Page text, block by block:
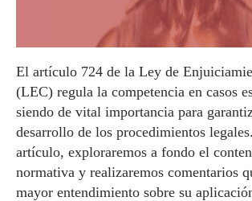
El artículo 724 de la Ley de
(LEC) regula la competencia en casos
siendo de vital importancia para
desarrollo de los procedimientos
artículo, exploraremos a fondo el
normativa y realizaremos comentarios
mayor entendimiento sobre su